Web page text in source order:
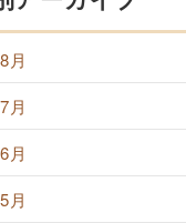
月
月
月
月